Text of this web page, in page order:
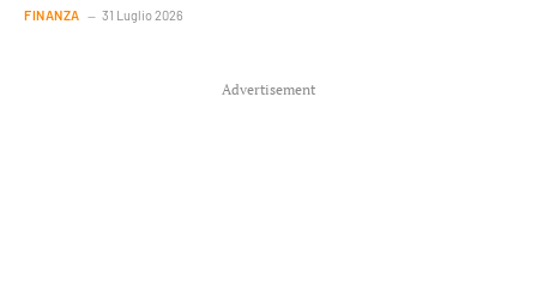
FINANZA 31 Luglio 2026
Advertisement